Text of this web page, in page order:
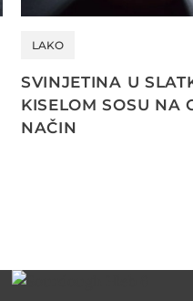
LAKO
SVINJETINA U
KISELOM SOSU NA
NAČIN